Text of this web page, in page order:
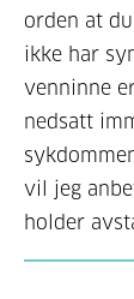
orden at
ikke har
venninne
nedsatt
vil jeg
holder